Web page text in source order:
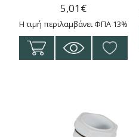
5,01€
Η τιμή περιλαμβάνει ΦΠΑ 13%